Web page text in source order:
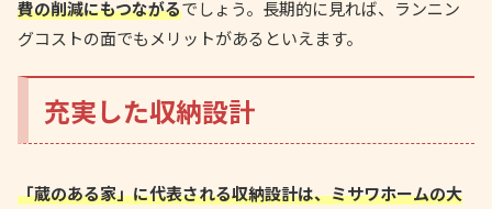
費の削減にもつながるでしょう。長期的に見れば、ランニン
グコストの面でもメリットがあるといえます。
充実した収納設計
「蔵のある家」に代表される収納設計は、ミサワホームの大